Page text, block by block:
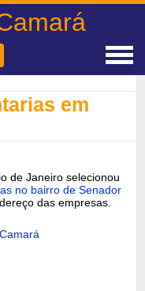
em
de Janeiro selecionou
no bairro de Senador
das empresas.